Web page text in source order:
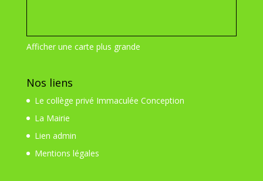
Afficher une carte plus grande
Nos liens
Le collège privé Immaculée Conception
La Mairie
Lien admin
Mentions légales